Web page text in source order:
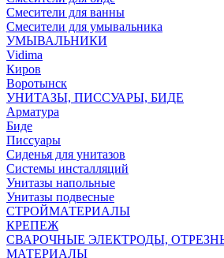
Смесители для ванны
Смесители для умывальника
УМЫВАЛЬНИКИ
Vidima
Киров
Воротынск
УНИТАЗЫ, ПИССУАРЫ, БИДЕ
Арматура
Биде
Писсуары
Сиденья для унитазов
Системы инсталляций
Унитазы напольные
Унитазы подвесные
СТРОЙМАТЕРИАЛЫ
КРЕПЕЖ
СВАРОЧНЫЕ ЭЛЕКТРОДЫ,
МАТЕРИАЛЫ